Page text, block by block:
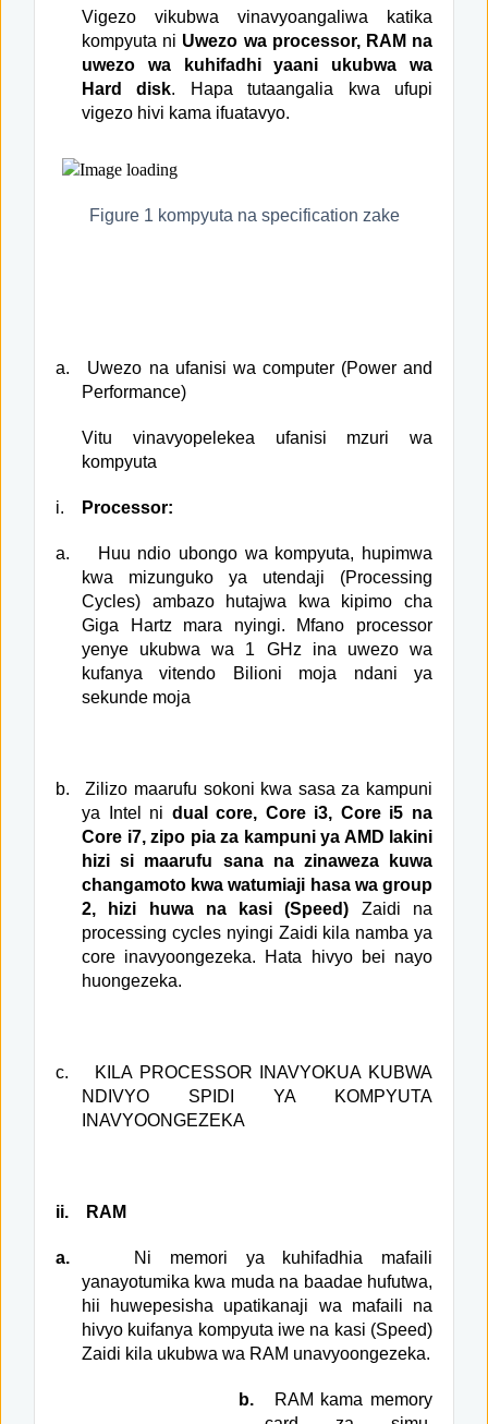
Vigezo vikubwa vinavyoangaliwa katika
kompyuta ni Uwezo wa processor, RAM na
uwezo wa kuhifadhi yaani ukubwa wa
Hard disk. Hapa tutaangalia kwa ufupi
vigezo hivi kama ifuatavyo.
Figure 1kompyuta na specification zake
a.
Uwezo na ufanisi wa computer (Power and
Performance)
Vitu vinavyopelekea ufanisi mzuri wa
kompyuta
i. Processor:
a.
Huu ndio ubongo wa kompyuta, hupimwa
kwa mizunguko ya utendaji (Processing
Cycles) ambazo hutajwa kwa kipimo cha
Giga Hartz mara nyingi. Mfano processor
yenye ukubwa wa 1 GHz ina uwezo wa
kufanya vitendo Bilioni moja ndani ya
sekunde moja
b.
Zilizo maarufu sokoni kwa sasa za kampuni
ya Intel ni dual core, Core i3, Core i5 na
Core i7, zipo pia za kampuni ya AMD lakini
hizi si maarufu sana na zinaweza kuwa
changamoto kwa watumiaji hasa wa group
2, hizi huwa na kasi (Speed) Zaidi na
processing cycles nyingi Zaidi kila namba ya
core inavyoongezeka. Hata hivyo bei nayo
huongezeka.
c.
KILA PROCESSOR INAVYOKUA KUBWA
NDIVYO SPIDI YA KOMPYUTA
INAVYOONGEZEKA
ii. RAM
a.
Ni memori ya kuhifadhia mafaili
yanayotumika kwa muda na baadae hufutwa,
hii huwepesisha upatikanaji wa mafaili na
hivyo kuifanya kompyuta iwe na kasi (Speed)
Zaidi kila ukubwa wa RAM unavyoongezeka.
b.
RAM kama memory